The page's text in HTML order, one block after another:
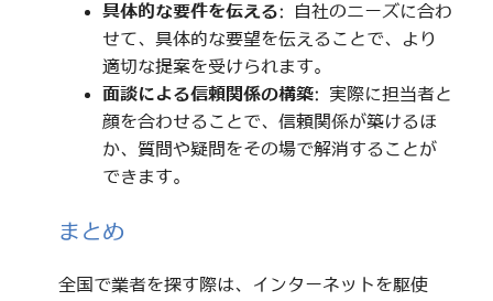
具体的な要件を伝える: 自社のニーズに合わ
せて、具体的な要望を伝えることで、より
適切な提案を受けられます。
面談による信頼関係の構築: 実際に担当者と
顔を合わせることで、信頼関係が築けるほ
か、質問や疑問をその場で解消することが
できます。
まとめ
全国で業者を探す際は、インターネットを駆使